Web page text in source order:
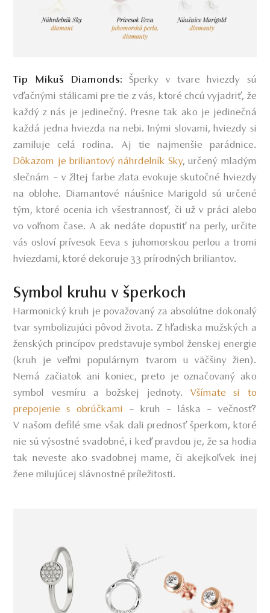
Tip Mikuš Diamonds:
Šperky v tvare hviezdy sú
vďačnými stálicami pre tie z vás, ktoré chcú vyjadriť, že
každý z nás je jedinečný. Presne tak ako je jedinečná
každá jedna hviezda na nebi. Inými slovami, hviezdy si
zamiluje celá rodina. Aj tie najmenšie parádnice.
Dôkazom je briliantový náhrdelník Sky, určený mladým
slečnám – v žltej farbe zlata evokuje skutočné hviezdy
na oblohe. Diamantové náušnice Marigold sú určené
tým, ktoré ocenia ich všestrannosť, či už v práci alebo
vo voľnom čase. A ak nedáte dopustiť na perly, určite
vás osloví prívesok Eeva s juhomorskou perlou a tromi
hviezdami, ktoré dekoruje 33 prírodných briliantov.
Symbol kruhu v šperkoch
Harmonický kruh je považovaný za absolútne dokonalý
tvar symbolizujúci pôvod života. Z hľadiska mužských a
ženských princípov predstavuje symbol ženskej energie
(kruh je veľmi populárnym tvarom u väčšiny žien).
Nemá začiatok ani koniec, preto je označovaný ako
symbol vesmíru a božskej jednoty.
Všímate si to
prepojenie sobrúčkami
– kruh – láska – večnosť?
V našom defilé sme však dali prednosť šperkom, ktoré
nie sú výsostné svadobné, i keď pravdou je, že sa hodia
tak neveste ako svadobnej mame, či akejkoľvek inej
žene milujúcej slávnostné príležitosti.